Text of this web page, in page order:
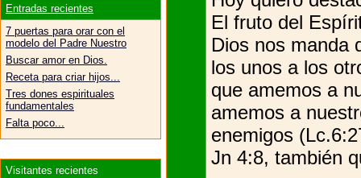
El fruto del
Dios nos manda
los unos a los
que amemos a
amemos a
enemigos
Jn 4:8, también
Entradas recientes
7 puertas para orar con el
modelo del Padre Nuestro
Buscar amor en Dios.
Receta para criar hijos...
Tres dones espirituales
fundamentales
Falta poco...
Visitantes recientes